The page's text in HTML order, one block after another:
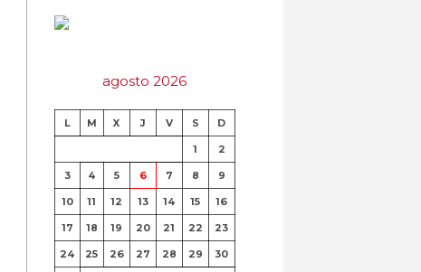
agosto 2026
L M X J V S D
1 2
3 4 5 6 7 8 9
10 11 12 13 14 15 16
17 18 19 20 21 22 23
24 25 26 27 28 29 30